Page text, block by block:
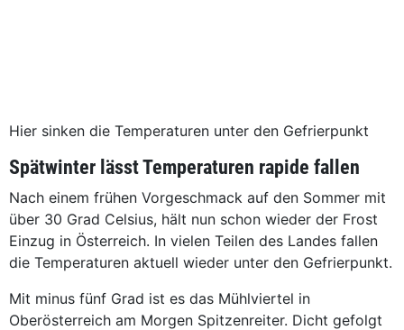
Hier sinken die Temperaturen unter den Gefrierpunkt
Spätwinter lässt Temperaturen rapide fallen
Nach einem frühen Vorgeschmack auf den Sommer mit
über 30 Grad Celsius, hält nun schon wieder der Frost
Einzug in Österreich. In vielen Teilen des Landes fallen
die Temperaturen aktuell wieder unter den Gefrierpunkt.
Mit minus fünf Grad ist es das Mühlviertel in
Oberösterreich am Morgen Spitzenreiter. Dicht gefolgt